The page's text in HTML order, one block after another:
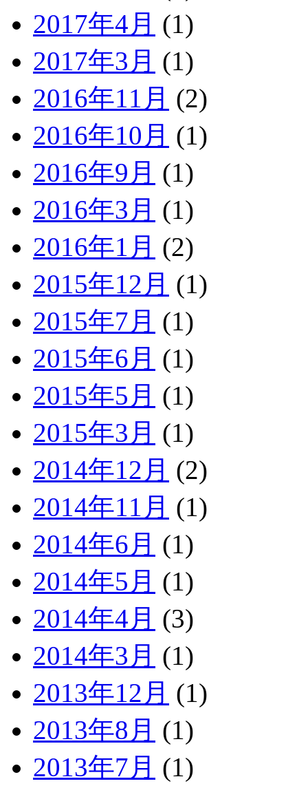
2017年4月 (1)
2017年3月 (1)
2016年11月 (2)
2016年10月 (1)
2016年9月 (1)
2016年3月 (1)
2016年1月 (2)
2015年12月 (1)
2015年7月 (1)
2015年6月 (1)
2015年5月 (1)
2015年3月 (1)
2014年12月 (2)
2014年11月 (1)
2014年6月 (1)
2014年5月 (1)
2014年4月 (3)
2014年3月 (1)
2013年12月 (1)
2013年8月 (1)
2013年7月 (1)